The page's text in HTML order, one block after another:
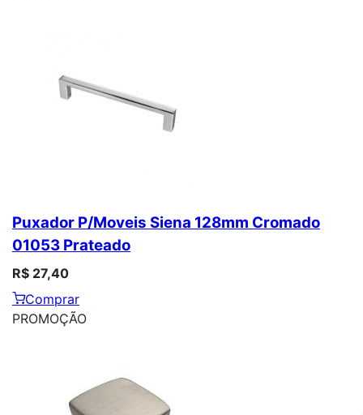
Puxador P/Moveis Siena 128mm Cromado
01053 Prateado
R$ 27,40
Comprar
PROMOÇÃO